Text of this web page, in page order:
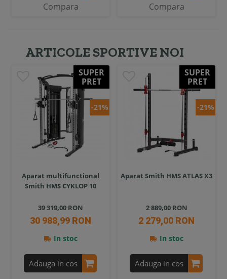
Compara Compara
ARTICOLE SPORTIVE NOI
SUPER
PRET
-21%
Aparat multifunctional
Smith HMS CYKLOP 10
39 319,00 RON
30 988,99 RON
In stoc
Adauga in cos
SUPER
PRET
-21%
Aparat Smith HMS ATLAS X3
2 889,00 RON
2 279,00 RON
In stoc
Adauga in cos